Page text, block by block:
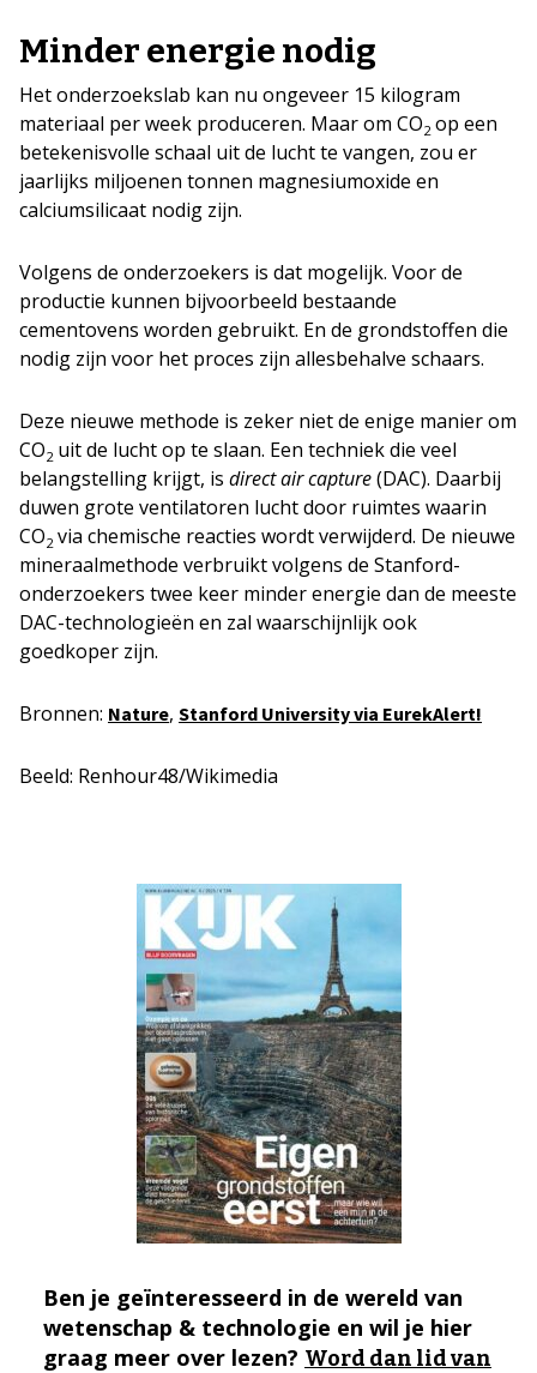
Minder energie nodig
Het onderzoekslab kan nu ongeveer 15 kilogram
materiaal per week produceren. Maar om CO2 op een
betekenisvolle schaal uit de lucht te vangen, zou er
jaarlijks miljoenen tonnen magnesiumoxide en
calciumsilicaat nodig zijn.
Volgens de onderzoekers is dat mogelijk. Voor de
productie kunnen bijvoorbeeld bestaande
cementovens worden gebruikt. En de grondstoffen die
nodig zijn voor het proces zijn allesbehalve schaars.
Deze nieuwe methode is zeker niet de enige manier om
CO2 uit de lucht op te slaan. Een techniek die veel
belangstelling krijgt, is direct air capture(DAC). Daarbij
duwen grote ventilatoren lucht door ruimtes waarin
CO2 via chemische reacties wordt verwijderd. De nieuwe
mineraalmethode verbruikt volgens de Stanford-
onderzoekers twee keer minder energie dan de meeste
DAC-technologieën en zal waarschijnlijk ook
goedkoper zijn.
Bronnen: Nature, Stanford University via EurekAlert!
Beeld: Renhour48/Wikimedia
Ben je geïnteresseerd in de wereld van
wetenschap & technologie en wil je hier
graag meer over lezen? Word dan lid van